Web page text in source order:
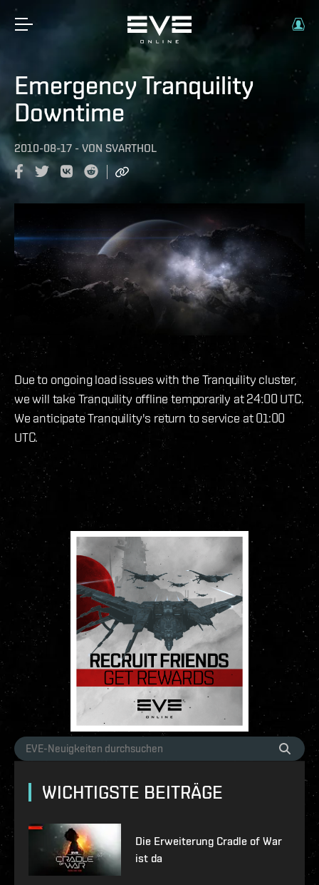
Emergency Tranquility
Downtime
2010-08-17 - VON SVARTHOL
Due to ongoing load issues with the Tranquility cluster,
we will take Tranquility offline temporarily at 24:00 UTC.
We anticipate Tranquility's return to service at 01:00
UTC.
WICHTIGSTE BEITRÄGE
Die Erweiterung Cradle of War
ist da